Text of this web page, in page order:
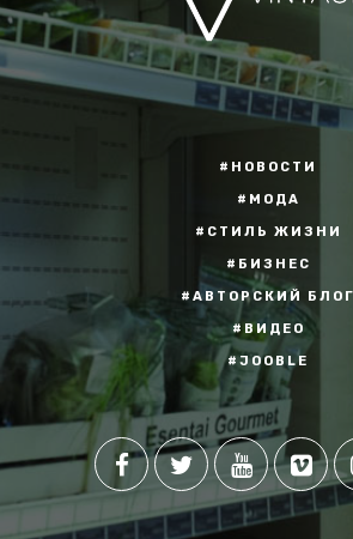
#НОВОСТИ
#МОДА
#СТИЛЬ ЖИЗНИ
#БИЗНЕС
#АВТОРСКИЙ БЛОГ
#ВИДЕО
#JOOBLE